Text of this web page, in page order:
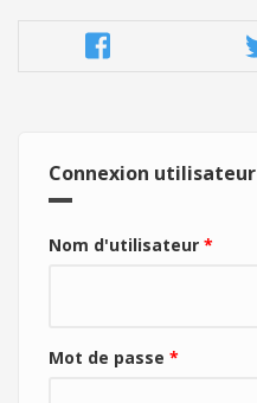
Connexion utilisateur
Nom d'utilisateur *
Mot de passe *